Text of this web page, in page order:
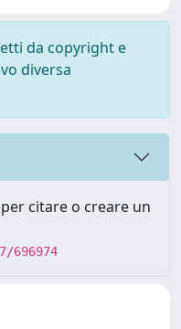
da copyright e
diversa
citare o creare un
696974